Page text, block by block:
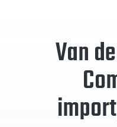
Van